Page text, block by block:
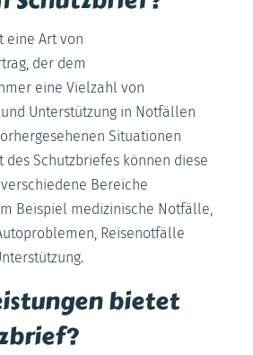
eine Art von
der dem
eine Vielzahl von
Unterstützung in Notfällen
Situationen
des Schutzbriefes können diese
Bereiche
Beispiel medizinische Notfälle,
Reisenotfälle
bietet